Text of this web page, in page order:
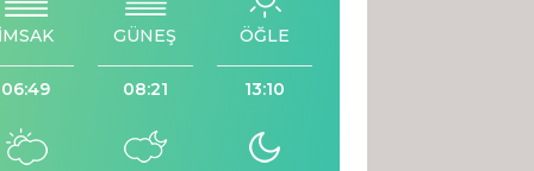
06:49
GÜNEŞ
08:21
ÖĞLE
13:10